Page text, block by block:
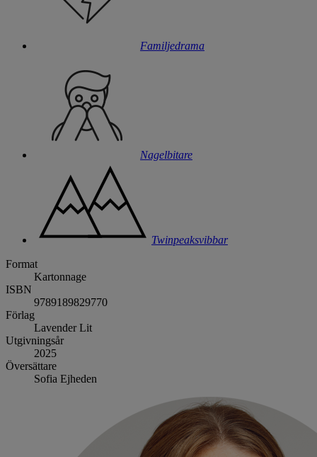
Familjedrama
Nagelbitare
Twinpeaksvibbar
Format
Kartonnage
ISBN
9789189829770
Förlag
Lavender Lit
Utgivningsår
2025
Översättare
Sofia Ejheden